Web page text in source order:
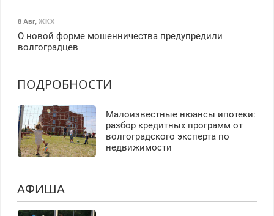
8 Авг, ЖКХ
О новой форме мошенничества предупредили
волгоградцев
ПОДРОБНОСТИ
Малоизвестные нюансы ипотеки:
разбор кредитных программ от
волгоградского эксперта по
недвижимости
АФИША